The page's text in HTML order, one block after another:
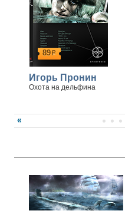
89р
Игорь Пронин
Охота на дельфина